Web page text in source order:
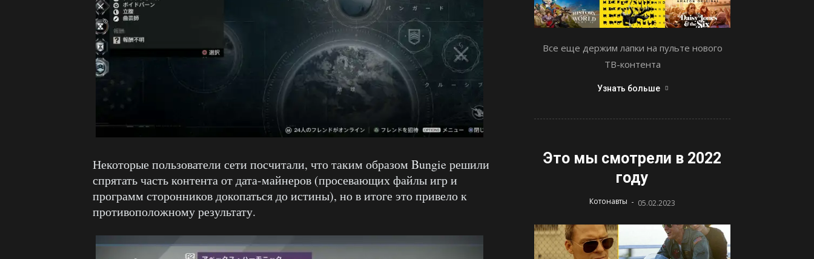
Некоторые пользователи сети посчитали, что таким образом Bungie решили
спрятать часть контента от дата-майнеров (просевающих файлы игр и
программ сторонников докопаться до истины), но в итоге это привело к
противоположному результату.
Все еще держим лапки на пульте нового
ТВ-контента
Узнать больше
Это мы смотрели в 2022
году
Котонавты - 05.02.2023